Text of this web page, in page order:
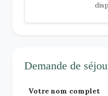
Demande de
Votre nom complet